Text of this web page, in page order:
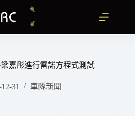
嘉彤進行雷諾方程式測試
31 車隊新聞